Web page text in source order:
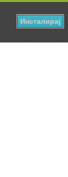
Инсталирај